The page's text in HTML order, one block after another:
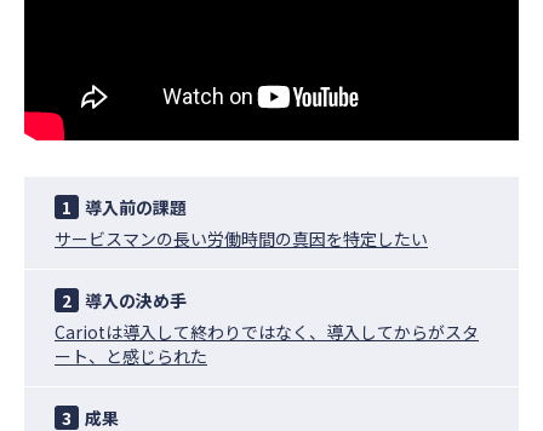
1 導入前の課題
サービスマンの⻑い労働時間の真因を特定したい
2 導入の決め手
Cariotは導⼊して終わりではなく、導⼊してからがスタ
ート、と感じられた
3 成果